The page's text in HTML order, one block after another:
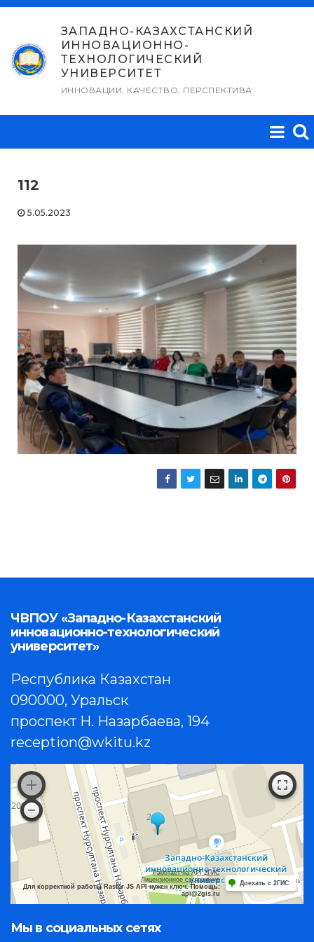
Перейти
содержимому
ЗАПАДНО-КАЗАХСТАНСКИЙ
ИННОВАЦИОННО-
ТЕХНОЛОГИЧЕСКИЙ
УНИВЕРСИТЕТ
ИННОВАЦИИ, КАЧЕСТВО, ПЕРСПЕКТИВА
112
5.05.2023
ЧВПОУ «Западно-Казахстанский
инновационно-технологический
университет»
Республика Казахстан
090000, Уральск
проспект Н. Назарбаева, 194
reception@wkitu.kz
Работает на API 2ГИС
Лицензионное соглашение
Для корректной работы Raster JS API нужен ключ. Помощь:
api@2gis.ru
Доехать с 2ГИС
Мы в социальных сетях